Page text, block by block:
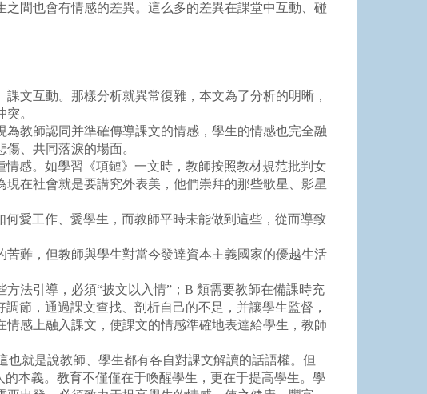
間也會有情感的差異。這么多的差異在課堂中互動、碰
互動。那樣分析就異常復雜，本文為了分析的明晰，
。
教師認同并準確傳導課文的情感，學生的情感也完全融
、共同落淚的場面。
感。如學習《項鏈》一文時，教師按照教材規范批判女
在社會就是要講究外表美，他們崇拜的那些歌星、影星
愛工作、愛學生，而教師平時未能做到這些，從而導致
難，但教師與學生對當今發達資本主義國家的優越生活
法引導，必須“披文以入情”；B 類需要教師在備課時充
節，通過課文查找、剖析自己的不足，并讓學生監督，
感上融入課文，使課文的情感準確地表達給學生，教師
就是說教師、學生都有各自對課文解讀的話語權。但
本義。教育不僅僅在于喚醒學生，更在于提高學生。學